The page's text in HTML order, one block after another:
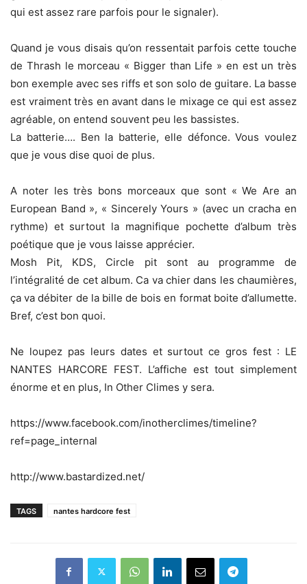
qui est assez rare parfois pour le signaler).
Quand je vous disais qu’on ressentait parfois cette touche
de Thrash le morceau « Bigger than Life » en est un très
bon exemple avec ses riffs et son solo de guitare. La basse
est vraiment très en avant dans le mixage ce qui est assez
agréable, on entend souvent peu les bassistes.
La batterie…. Ben la batterie, elle défonce. Vous voulez
que je vous dise quoi de plus.
A noter les très bons morceaux que sont « We Are an
European Band », « Sincerely Yours » (avec un cracha en
rythme) et surtout la magnifique pochette d’album très
poétique que je vous laisse apprécier.
Mosh Pit, KDS, Circle pit sont au programme de
l’intégralité de cet album. Ca va chier dans les chaumières,
ça va débiter de la bille de bois en format boite d’allumette.
Bref, c’est bon quoi.
Ne loupez pas leurs dates et surtout ce gros fest : LE
NANTES HARCORE FEST. L’affiche est tout simplement
énorme et en plus, In Other Climes y sera.
https://www.facebook.com/inotherclimes/timeline?
ref=page_internal
http://www.bastardized.net/
TAGS nantes hardcore fest